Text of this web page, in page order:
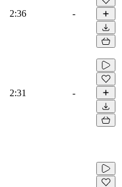
2:36 -
2:31 -